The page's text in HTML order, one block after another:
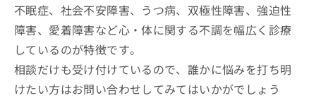
不眠症、社会不安障害、うつ病、双極性障害、強迫性
障害、愛着障害など心・体に関する不調を幅広く診療
しているのが特徴です。
相談だけも受け付けているので、誰かに悩みを打ち明
けたい方はお問い合わせしてみてはいかがでしょう